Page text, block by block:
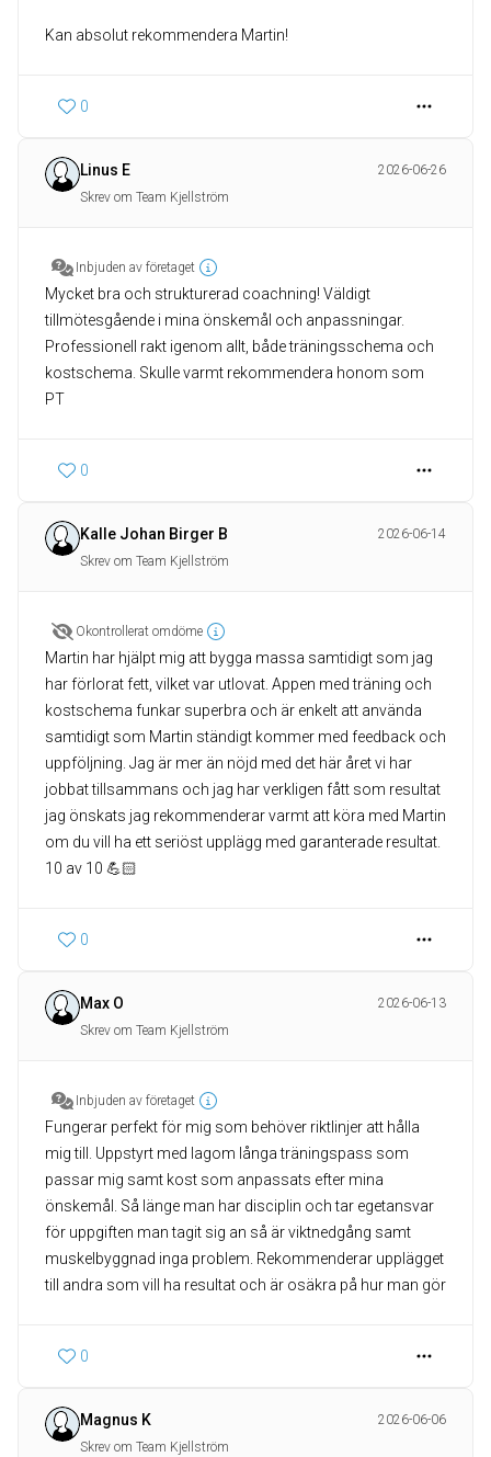
Kan absolut rekommendera Martin!
0
Linus E
2026-06-26
Skrev om Team Kjellström
Inbjuden av företaget
Mycket bra och strukturerad coachning! Väldigt
tillmötesgående i mina önskemål och anpassningar.
Professionell rakt igenom allt, både träningsschema och
kostschema. Skulle varmt rekommendera honom som
PT
0
Kalle Johan Birger B
2026-06-14
Skrev om Team Kjellström
Okontrollerat omdöme
Martin har hjälpt mig att bygga massa samtidigt som jag
har förlorat fett, vilket var utlovat. Appen med träning och
kostschema funkar superbra och är enkelt att använda
samtidigt som Martin ständigt kommer med feedback och
uppföljning. Jag är mer än nöjd med det här året vi har
jobbat tillsammans och jag har verkligen fått som resultat
jag önskats jag rekommenderar varmt att köra med Martin
om du vill ha ett seriöst upplägg med garanterade resultat.
10 av 10 💪🏻
0
Max O
2026-06-13
Skrev om Team Kjellström
Inbjuden av företaget
Fungerar perfekt för mig som behöver riktlinjer att hålla
mig till. Uppstyrt med lagom långa träningspass som
passar mig samt kost som anpassats efter mina
önskemål. Så länge man har disciplin och tar egetansvar
för uppgiften man tagit sig an så är viktnedgång samt
muskelbyggnad inga problem. Rekommenderar upplägget
till andra som vill ha resultat och är osäkra på hur man gör
0
Magnus K
2026-06-06
Skrev om Team Kjellström